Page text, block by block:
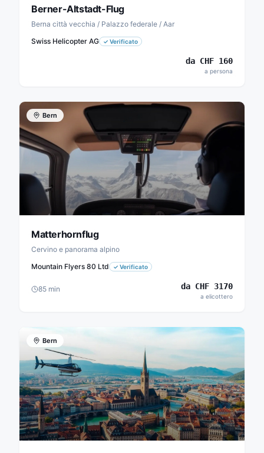
Berner-Altstadt-Flug
Berna città vecchia / Palazzo federale / Aar
Swiss Helicopter AG
✓ Verificato
da CHF 160
a persona
Bern
Matterhornflug
Cervino e panorama alpino
Mountain Flyers 80 Ltd
✓ Verificato
85 min da CHF 3170
a elicottero
Bern